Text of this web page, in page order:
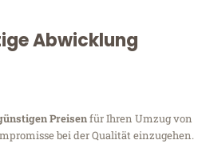
Abwicklung
Preisenfür Ihren Umzug von
bei der Qualität einzugehen.